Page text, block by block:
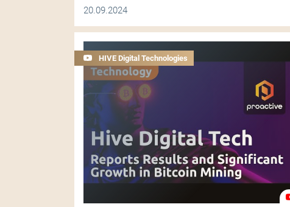
20.09.2024
HIVE Digital Technologies